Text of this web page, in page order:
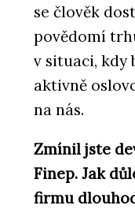
ČLÁNKY
„V
byty.
dělat
se člověk
povědomí
v situaci, kdy
aktivně
na nás.
Zmínil jste
Finep. Jak
firmu